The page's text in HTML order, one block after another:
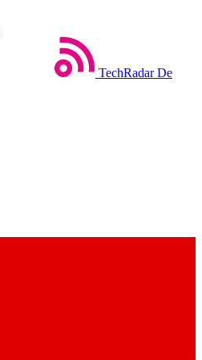
TechRadar De